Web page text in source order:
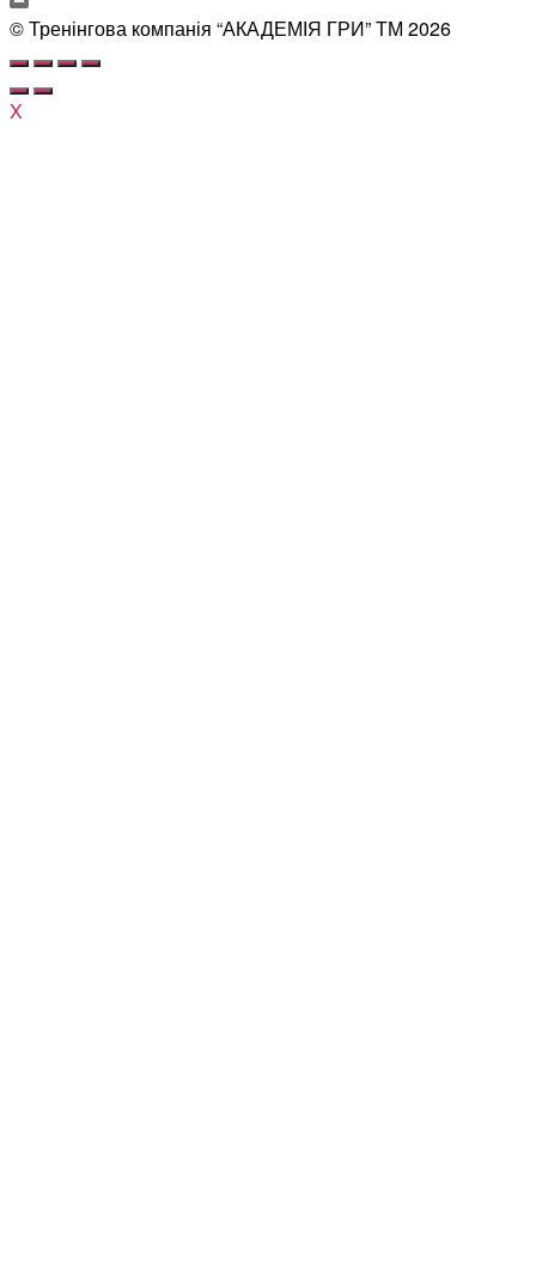
© Тренінгова компанія “АКАДЕМІЯ ГРИ” ТМ 2026
X